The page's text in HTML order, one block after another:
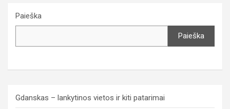
Paieška
Paieška
Gdanskas – lankytinos vietos ir kiti patarimai